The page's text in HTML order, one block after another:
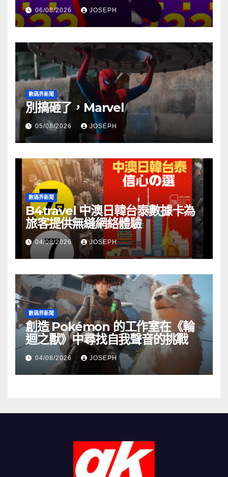
06/08/2026 JOSEPH
數碼界新聞
別搞砸了，Marvel
05/08/2026 JOSEPH
數碼界新聞
B4travel 中澳日韓台泰數據卡為
旅客提供無縫網絡體驗
04/08/2026 JOSEPH
數碼界新聞
創造 Pokémon 的工作室在《輪
迴之獸》中尋找自我聲音的挑戰
04/08/2026 JOSEPH